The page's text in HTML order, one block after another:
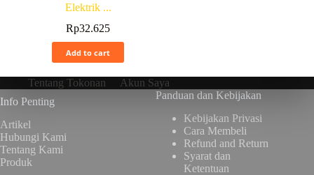
Elektrik ...
Rp32.625
Add to cart
Tentang Tokonan
Akun Saya
Info Penting
Artikel
Hubungi Kami
Tentang Kami
Produk
Panduan dan Kebijakan
Kebijakan Privasi
Cara Membeli
Refund and Return
Syarat dan
Ketentuan